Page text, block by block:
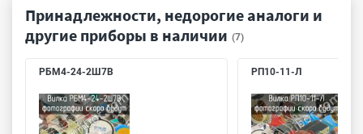
Принадлежности, недорогие аналоги и
другие приборы в наличии (7)
РБМ4-24-2Ш7В РП10-11-Л